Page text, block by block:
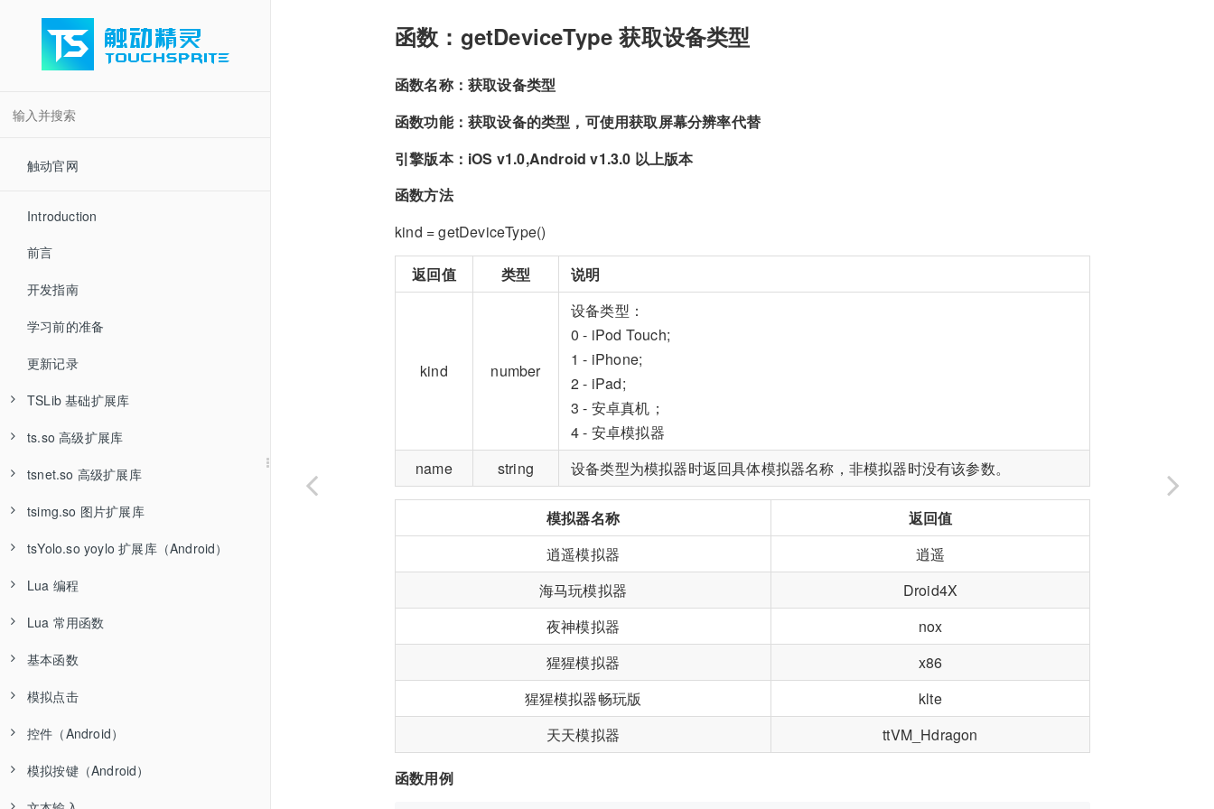
触动官网
Introduction
前言
开发指南
学习前的准备
更新记录
TSLib 基础扩展库
使用方法和下载
更新日志
函数：TSVersions 获取扩展库版本号
函数：compareVersion 比较版本号
函数：checkTSLibrary 检测加载插件
相关函数
ts.so 高级扩展库
使用方法和下载
更新日志
函数：ts.version 获取扩展库版本号
相关函数
tsnet.so 高级扩展库
使用方法和下载
函数：TSNETVersion 获取版本号
相关函数
tsimg.so 图片扩展库
使用方法和下载
函数：TSImgVersion 获取版本号
相关函数
tsYolo.so yoylo 扩展库（Android）
使用方法和下载
函数：yolo.version 获取版本号
相关函数
Lua 编程
Lua 编程
注释
语句块
赋值语句
循环语句
Lua 常用函数
基础函数
函数：type 判断数据类型
函数：require 加载模块
函数：tonumber 将字符串转成数字
基本函数
函数：init 初始化
函数：mSleep 延时
模拟点击
函数：tap 点击
函数：moveTo 滑动
控件（Android）
模拟按键（Android）
函数：getDeviceType 获取设备类型
函数名称：获取设备类型
函数功能：获取设备的类型，可使用获取屏幕分辨率代替
引擎版本：iOS v1.0,Android v1.3.0 以上版本
函数方法
kind = getDeviceType()
返回值 类型 说明
kind number
设备类型：
0 - iPod Touch;
1 - iPhone;
2 - iPad;
3 - 安卓真机；
4 - 安卓模拟器
name
string 设备类型为模拟器时返回具体模拟器名称，非模拟器时没有该参数。
模拟器名称
返回值
逍遥模拟器
逍遥
海马玩模拟器
Droid4X
夜神模拟器
nox
猩猩模拟器
x86
猩猩模拟器畅玩版
klte
天天模拟器
ttVM_Hdragon
函数用例